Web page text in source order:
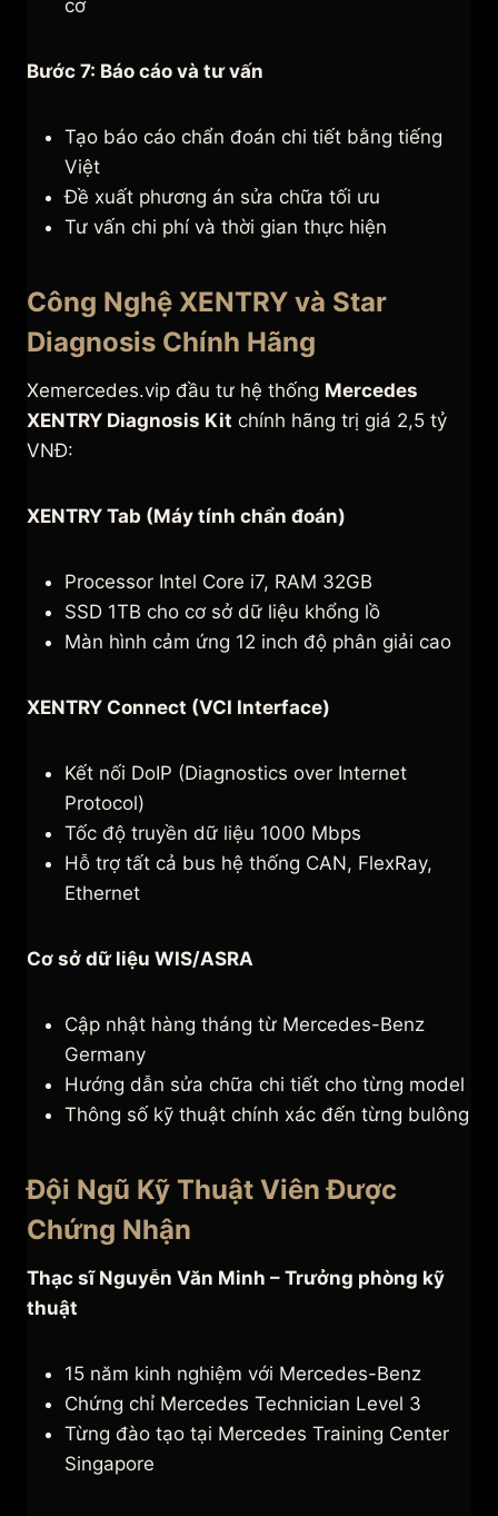
cơ
Bước 7: Báo cáo và tư vấn
Tạo báo cáo chẩn đoán chi tiết bằng tiếng
Việt
Đề xuất phương án sửa chữa tối ưu
Tư vấn chi phí và thời gian thực hiện
Công Nghệ XENTRY và Star
Diagnosis Chính Hãng
Xemercedes.vip đầu tư hệ thống Mercedes
XENTRY Diagnosis Kit chính hãng trị giá 2,5 tỷ
VNĐ:
XENTRY Tab (Máy tính chẩn đoán)
Processor Intel Core i7, RAM 32GB
SSD 1TB cho cơ sở dữ liệu khổng lồ
Màn hình cảm ứng 12 inch độ phân giải cao
XENTRY Connect (VCI Interface)
Kết nối DoIP (Diagnostics over Internet
Protocol)
Tốc độ truyền dữ liệu 1000 Mbps
Hỗ trợ tất cả bus hệ thống CAN, FlexRay,
Ethernet
Cơ sở dữ liệu WIS/ASRA
Cập nhật hàng tháng từ Mercedes-Benz
Germany
Hướng dẫn sửa chữa chi tiết cho từng model
Thông số kỹ thuật chính xác đến từng bulông
Đội Ngũ Kỹ Thuật Viên Được
Chứng Nhận
Thạc sĩ Nguyễn Văn Minh – Trưởng phòng kỹ
thuật
15 năm kinh nghiệm với Mercedes-Benz
Chứng chỉ Mercedes Technician Level 3
Từng đào tạo tại Mercedes Training Center
Singapore